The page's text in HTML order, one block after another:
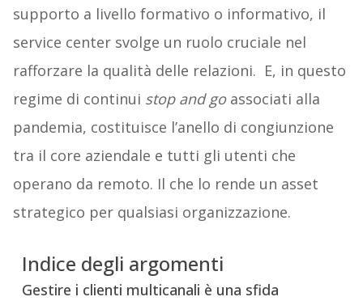
supporto a livello formativo o informativo, il
service center svolge un ruolo cruciale nel
rafforzare la qualità delle relazioni. E, in questo
regime di continui stop and go associati alla
pandemia, costituisce l’anello di congiunzione
tra il core aziendale e tutti gli utenti che
operano da remoto. Il che lo rende un asset
strategico per qualsiasi organizzazione.
Indice degli argomenti
Gestire i clienti multicanali è una sfida